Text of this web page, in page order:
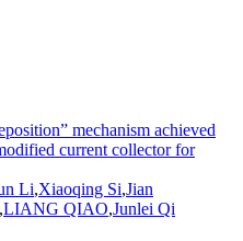
mechanism achieved
current collector for
Li,Xiaoqing Si,Jian
,LIANG QIAO,Junlei Qi